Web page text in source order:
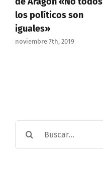
los políticos son
iguales»
noviembre 7th, 2019